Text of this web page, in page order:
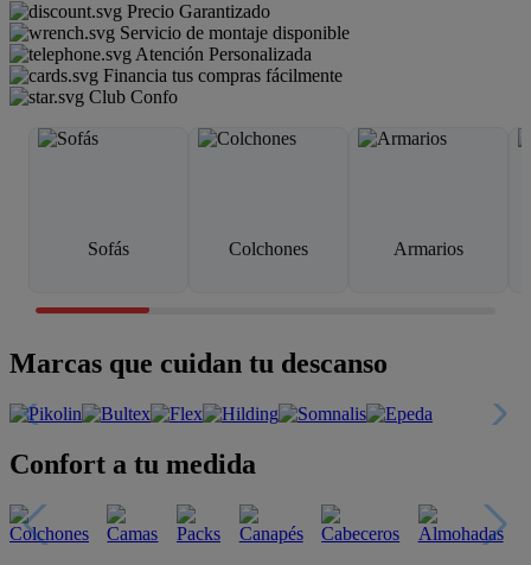
Precio Garantizado
Servicio de montaje disponible
Atención Personalizada
Financia tus compras fácilmente
Club Confo
Sofás Colchones Armarios
Marcas que cuidan tu descanso
Confort a tu medida